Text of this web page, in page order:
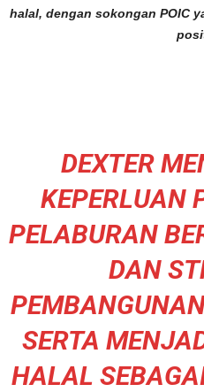
halal, dengan sokongan POIC
DEXTER
KEPERLUAN
PELABURAN
DAN
SERTA
HALAL